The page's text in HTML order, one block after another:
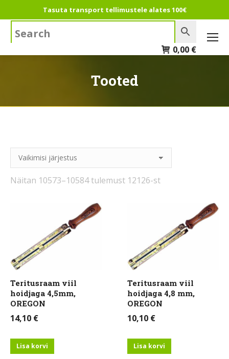
Tasuta transport tellimustele alates 100€
0,00 €
Tooted
Näitan 10573–10584 tulemust 12126-st
Teritusraam viil
hoidjaga 4,5mm,
OREGON
14,10 €
Lisa korvi
Teritusraam viil
hoidjaga 4,8 mm,
OREGON
10,10 €
Lisa korvi